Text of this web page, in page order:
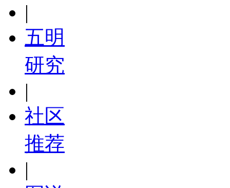
|
五明
研究
|
社区
推荐
|